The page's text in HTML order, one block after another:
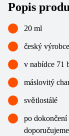
Popis
20 ml
český výrobce
v nabídce 71
máslovitý
světlostálé
po dokončení